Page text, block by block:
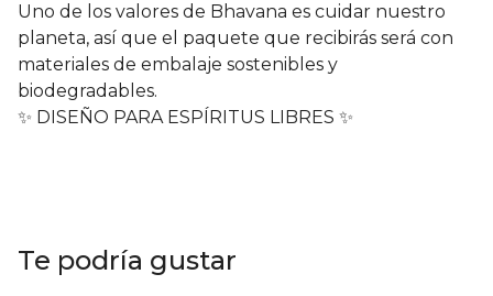
Uno de los valores de Bhavana es cuidar nuestro
planeta, así que el paquete que recibirás será con
materiales de embalaje sostenibles y
biodegradables.
✨ DISEÑO PARA ESPÍRITUS LIBRES ✨
Te podría gustar